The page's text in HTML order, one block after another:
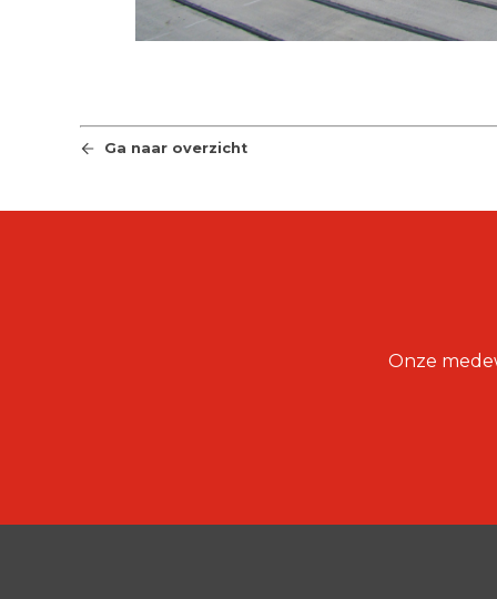
Ga naar overzicht
Onze